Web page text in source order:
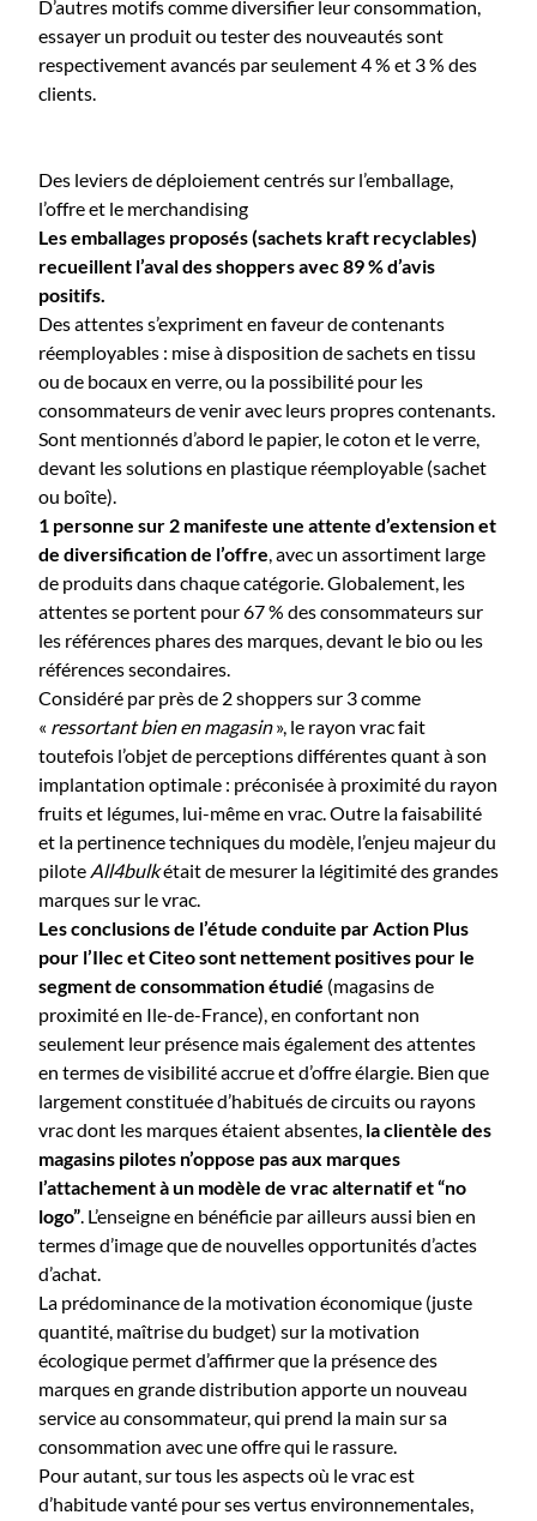
D’autres motifs comme diversifier leur consommation,
essayer un produit ou tester des nouveautés sont
respectivement avancés par seulement 4 % et 3 % des
clients.
Des leviers de déploiement centrés sur l’emballage,
l’offre et le merchandising
Les emballages proposés (sachets kraft recyclables)
recueillent l’aval des shoppers avec 89 % d’avis
positifs.
Des attentes s’expriment en faveur de contenants
réemployables : mise à disposition de sachets en tissu
ou de bocaux en verre, ou la possibilité pour les
consommateurs de venir avec leurs propres contenants.
Sont mentionnés d’abord le papier, le coton et le verre,
devant les solutions en plastique réemployable (sachet
ou boîte).
1 personne sur 2 manifeste une attente d’extension et
de diversification de l’offre, avec un assortiment large
de produits dans chaque catégorie. Globalement, les
attentes se portent pour 67 % des consommateurs sur
les références phares des marques, devant le bio ou les
références secondaires.
Considéré par près de 2 shoppers sur 3 comme
« ressortant bien en magasin», le rayon vrac fait
toutefois l’objet de perceptions différentes quant à son
implantation optimale : préconisée à proximité du rayon
fruits et légumes, lui-même en vrac. Outre la faisabilité
et la pertinence techniques du modèle, l’enjeu majeur du
pilote All4bulkétait de mesurer la légitimité des grandes
marques sur le vrac.
Les conclusions de l’étude conduite par Action Plus
pour l’Ilec et Citeo sont nettement positives pour le
segment de consommation étudié (magasins de
proximité en Ile-de-France), en confortant non
seulement leur présence mais également des attentes
en termes de visibilité accrue et d’offre élargie. Bien que
largement constituée d’habitués de circuits ou rayons
vrac dont les marques étaient absentes, la clientèle des
magasins pilotes n’oppose pas aux marques
l’attachement à un modèle de vrac alternatif et “no
logo”. L’enseigne en bénéficie par ailleurs aussi bien en
termes d’image que de nouvelles opportunités d’actes
d’achat.
La prédominance de la motivation économique (juste
quantité, maîtrise du budget) sur la motivation
écologique permet d’affirmer que la présence des
marques en grande distribution apporte un nouveau
service au consommateur, qui prend la main sur sa
consommation avec une offre qui le rassure.
Pour autant, sur tous les aspects où le vrac est
d’habitude vanté pour ses vertus environnementales,